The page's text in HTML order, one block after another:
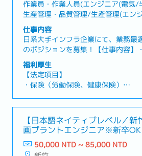
作業員・作業人員(エンジニア(電気
生産管理・品質管理/生產管理(エン
体)), サービス/セールスエンジニア
ンジニア(電気/半導体)), その他(電
ア・其他(電機/半導體)工程師, 機械
機械設計・電子機械設計, サービス/
ア・服務/業務工程師(エンジニア(機
ンジニア・其他(機械)工程師, 商品/
生產技術開發
仕事内容
日系大手インフラ企業にて、業務最
のポジションを募集！【仕事内容】
務・配管CADオペレータ、スペース
ど建設現場での設計業務を経験後に
していく。・客先対応・打合せ、フ
計、配管設計、手配調達設計、構造
術対応、各種書類作成。・将来、納
アを目指したい人は優遇。【組織
名 ・配属先：計画グループもしく
力】・2025年にかけて半導体需要が
定しております！・日本の半導体関
福利厚生
【法定項目】
・保険（労働保険、健康保険）
・各休暇（有給休暇、慶弔休暇、生
暇、妊娠検査休暇、出産の付き添い
・退職金
【会社独自の福利厚生】
【日本語ネイティブレベル／新
画プラントエンジニア※新卒OK
語必須※－日系半導体関連産業
50,000 NTD ~ 85,000 NTD